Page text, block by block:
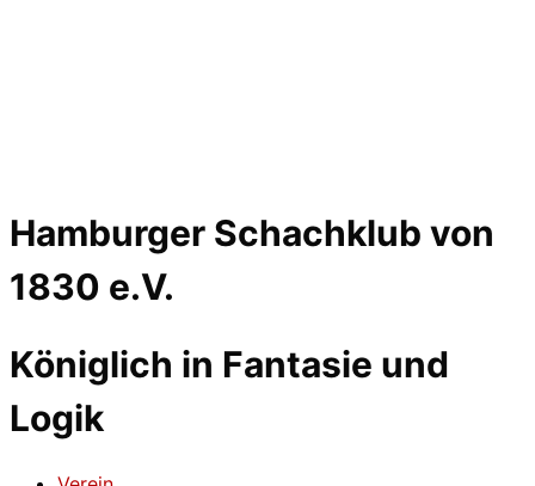
Hamburger Schachklub von
1830 e.V.
Königlich in Fantasie und
Logik